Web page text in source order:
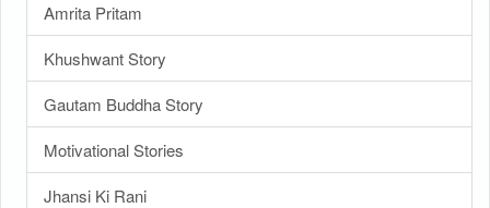
Amrita Pritam
Khushwant Story
Gautam Buddha Story
Motivational Stories
Jhansi Ki Rani